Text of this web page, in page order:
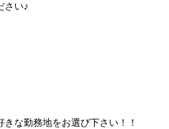
さい♪
な勤務地をお選び下さい！！